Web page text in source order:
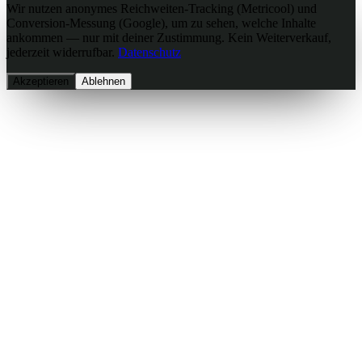
Wir nutzen anonymes Reichweiten-Tracking (Metricool) und
Conversion-Messung (Google), um zu sehen, welche Inhalte
ankommen — nur mit deiner Zustimmung. Kein Weiterverkauf,
jederzeit widerrufbar. Datenschutz
Akzeptieren Ablehnen